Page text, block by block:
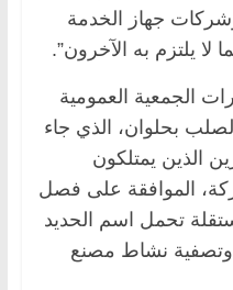
جهاز الخدمة
لا يلتزم به الآخرون”.
الجمعية العمومية
بحلوان، الذي جاء
الذين يمتلكون
الموافقة على فصل
تحمل اسم الحديد
وتصفية نشاط مصنع